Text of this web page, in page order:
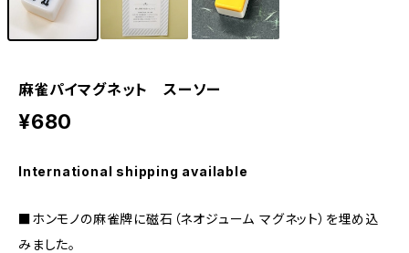
麻雀パイマグネット スーソー
¥680
International shipping available
■ホンモノの麻雀牌に磁石（ネオジューム マグネット）を埋め込
みました。